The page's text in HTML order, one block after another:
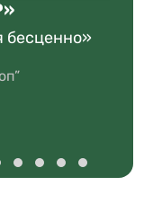
бесценно»